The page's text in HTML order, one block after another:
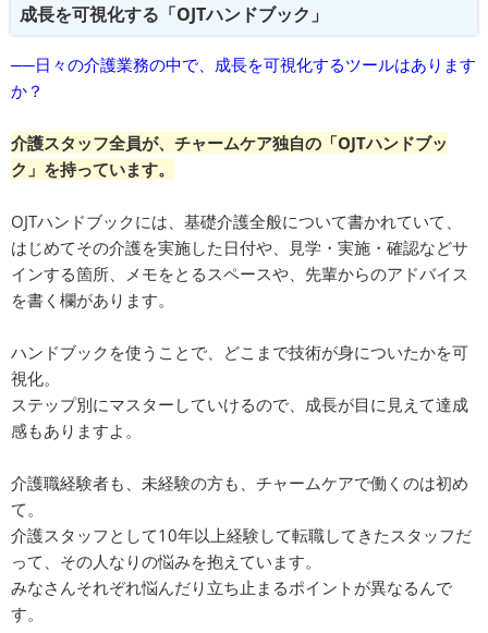
成長を可視化する「OJTハンドブック」
──日々の介護業務の中で、成長を可視化するツールはあります
か？
介護スタッフ全員が、チャームケア独自の「OJTハンドブッ
ク」を持っています。
OJTハンドブックには、基礎介護全般について書かれていて、
はじめてその介護を実施した日付や、見学・実施・確認などサ
インする箇所、メモをとるスペースや、先輩からのアドバイス
を書く欄があります。
ハンドブックを使うことで、どこまで技術が身についたかを可
視化。
ステップ別にマスターしていけるので、成長が目に見えて達成
感もありますよ。
介護職経験者も、未経験の方も、チャームケアで働くのは初め
て。
介護スタッフとして10年以上経験して転職してきたスタッフだ
って、その人なりの悩みを抱えています。
みなさんそれぞれ悩んだり立ち止まるポイントが異なるんで
す。